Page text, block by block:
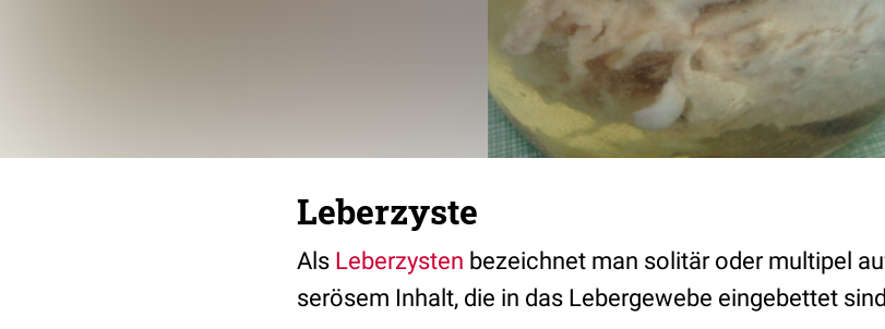
Leberzyste
Als Leberzysten bezeichnet man solitäroder multipel
serösem Inhalt, die in das Lebergewebe eingebettet